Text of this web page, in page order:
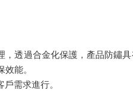
透過合金化保護，產品防鏽
能。
需求進行。